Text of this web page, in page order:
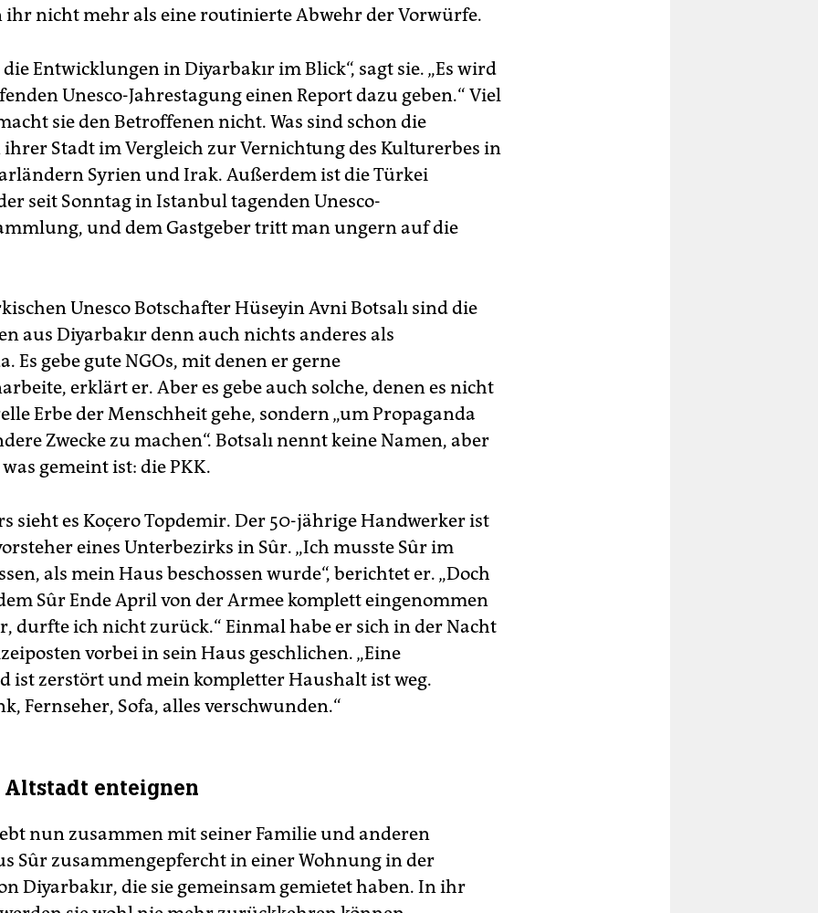
ihr nicht mehr als eine routinierte Abwehr der Vorwürfe.
die Entwicklungen in Diyarbakır im Blick“, sagt sie. „Es wird
Unesco-Jahrestagung einen Report dazu geben.“ Viel
sie den Betroffenen nicht. Was sind schon die
ihrer Stadt im Vergleich zur Vernichtung des Kulturerbes in
Syrien und Irak. Außerdem ist die Türkei
seit Sonntag in Istanbul tagenden Unesco-
und dem Gastgeber tritt man ungern auf die
Unesco Botschafter Hüseyin Avni Botsalı sind die
aus Diyarbakır denn auch nichts anderes als
Es gebe gute NGOs, mit denen er gerne
erklärt er. Aber es gebe auch solche, denen es nicht
Erbe der Menschheit gehe, sondern „um Propaganda
Zwecke zu machen“. Botsalı nennt keine Namen, aber
gemeint ist: die PKK.
sieht es Koçero Topdemir. Der 50-jährige Handwerker ist
eines Unterbezirks in Sûr. „Ich musste Sûr im
als mein Haus beschossen wurde“, berichtet er. „Doch
Sûr Ende April von der Armee komplett eingenommen
durfte ich nicht zurück.“ Einmal habe er sich in der Nacht
vorbei in sein Haus geschlichen. „Eine
ist zerstört und mein kompletter Haushalt ist weg.
Fernseher, Sofa, alles verschwunden.“
Altstadt enteignen
nun zusammen mit seiner Familie und anderen
Sûr zusammengepfercht in einer Wohnung in der
Diyarbakır, die sie gemeinsam gemietet haben. In ihr